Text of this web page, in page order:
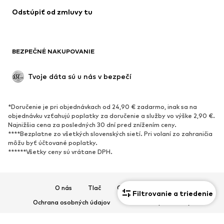
Filtrovanie a triedenie
Plavky
Upcyklácia
Nové
Obľúbené
Tenisky
Členkové čižmy
Topánky na vysokom podpätku
Sandále
Papuče
Exkluzívne
Odstúpiť od zmluvy tu
BEZPEČNÉ NAKUPOVANIE
Tvoje dáta sú u nás v bezpečí
*Doručenie je pri objednávkach od 24,90 € zadarmo, inak sa na
objednávku vzťahujú poplatky za doručenie a služby vo výške 2,90 €.
Najnižšia cena za posledných 30 dní pred znížením ceny.
****Bezplatne zo všetkých slovenských sietí. Pri volaní zo zahraničia
môžu byť účtované poplatky.
******Všetky ceny sú vrátane DPH.
O nás Tlač
Otvorené pozície
Ochrana osobných údajov